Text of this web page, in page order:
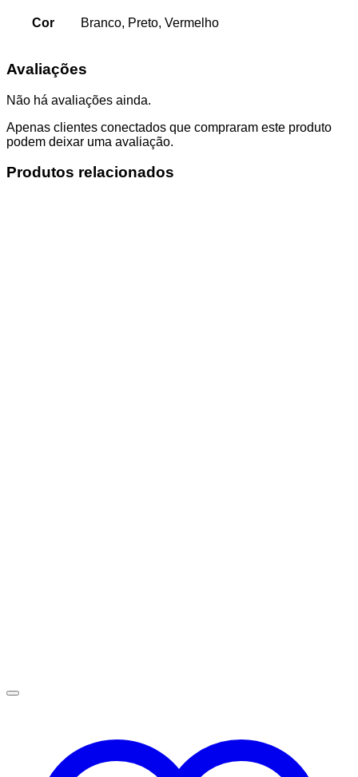
Cor Branco, Preto, Vermelho
Avaliações
Não há avaliações ainda.
Apenas clientes conectados que compraram este produto
podem deixar uma avaliação.
Produtos relacionados